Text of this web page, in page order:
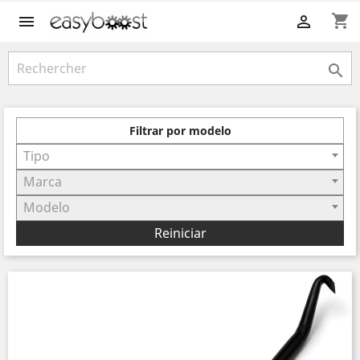
 shopping_cart


Filtrar por modelo
Tipo
Marca
Modelo
Reiniciar